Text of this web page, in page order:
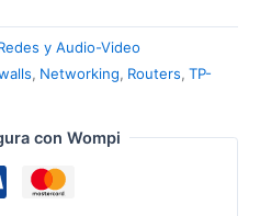
y Audio-Video
, Networking, Routers, TP-
con Wompi